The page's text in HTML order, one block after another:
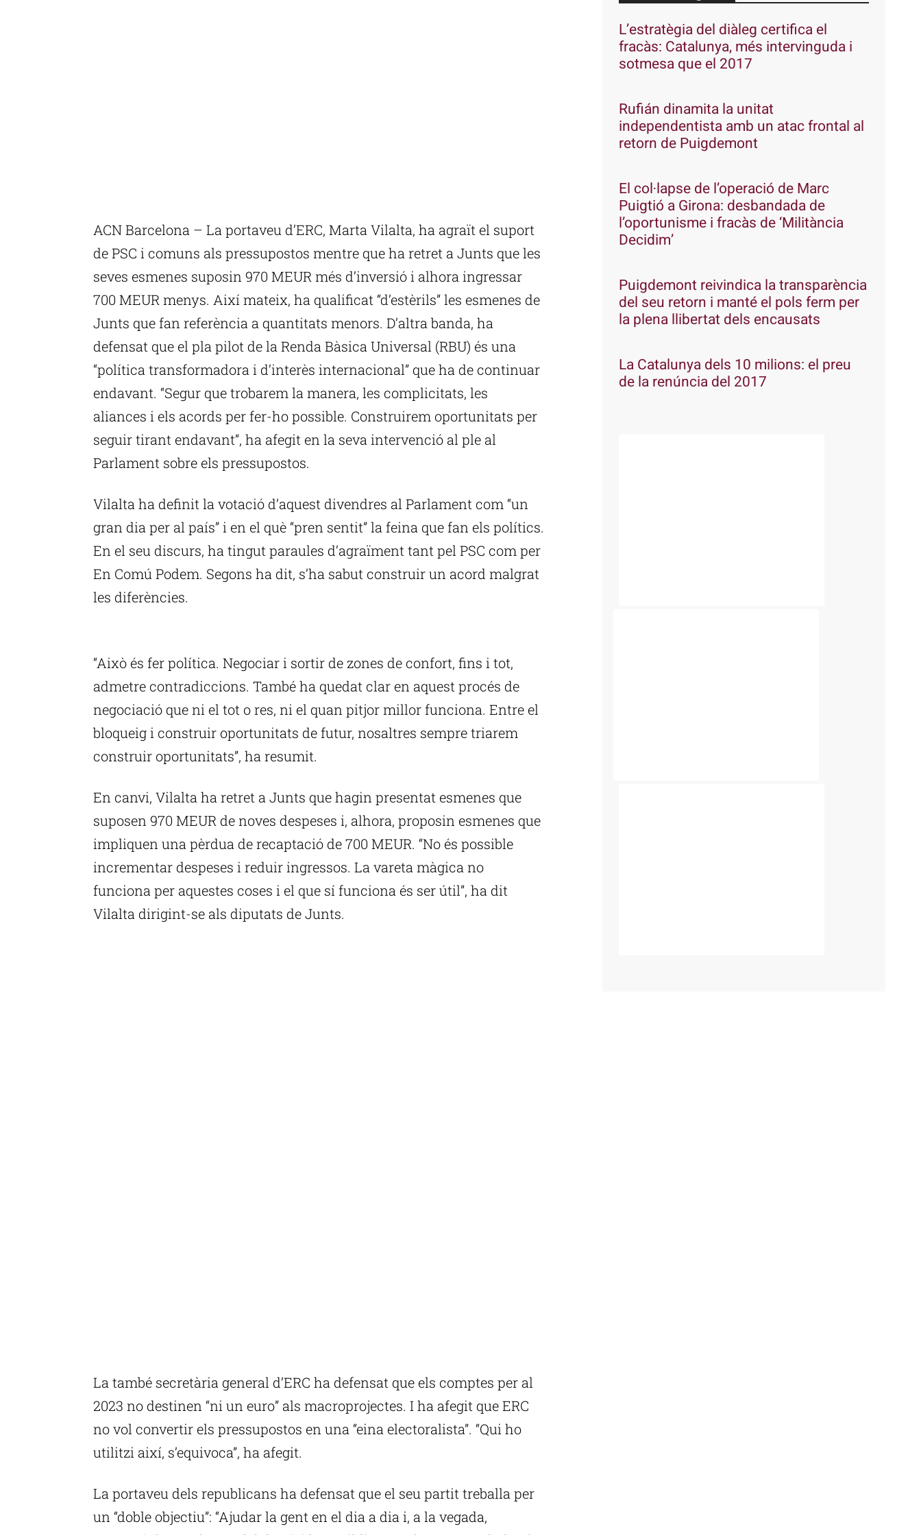
ACN Barcelona – La portaveu d’ERC, Marta Vilalta, ha agraït el suport
de PSC i comuns als pressupostos mentre que ha retret a Junts que les
seves esmenes suposin 970 MEUR més d’inversió i alhora ingressar
700 MEUR menys. Així mateix, ha qualificat “d’estèrils” les esmenes de
Junts que fan referència a quantitats menors. D’altra banda, ha
defensat que el pla pilot de la Renda Bàsica Universal (RBU) és una
“política transformadora i d’interès internacional” que ha de continuar
endavant. “Segur que trobarem la manera, les complicitats, les
aliances i els acords per fer-ho possible. Construirem oportunitats per
seguir tirant endavant”, ha afegit en la seva intervenció al ple al
Parlament sobre els pressupostos.
Vilalta ha definit la votació d’aquest divendres al Parlament com “un
gran dia per al país” i en el què “pren sentit” la feina que fan els polítics.
En el seu discurs, ha tingut paraules d’agraïment tant pel PSC com per
En Comú Podem. Segons ha dit, s’ha sabut construir un acord malgrat
les diferències.
“Això és fer política. Negociar i sortir de zones de confort, fins i tot,
admetre contradiccions. També ha quedat clar en aquest procés de
negociació que ni el tot o res, ni el quan pitjor millor funciona. Entre el
bloqueig i construir oportunitats de futur, nosaltres sempre triarem
construir oportunitats”, ha resumit.
En canvi, Vilalta ha retret a Junts que hagin presentat esmenes que
suposen 970 MEUR de noves despeses i, alhora, proposin esmenes que
impliquen una pèrdua de recaptació de 700 MEUR. “No és possible
incrementar despeses i reduir ingressos. La vareta màgica no
funciona per aquestes coses i el que sí funciona és ser útil”, ha dit
Vilalta dirigint-se als diputats de Junts.
La també secretària general d’ERC ha defensat que els comptes per al
2023 no destinen “ni un euro” als macroprojectes. I ha afegit que ERC
no vol convertir els pressupostos en una “eina electoralista”. “Qui ho
utilitzi així, s’equivoca”, ha afegit.
La portaveu dels republicans ha defensat que el seu partit treballa per
un “doble objectiu”: “Ajudar la gent en el dia a dia i, a la vegada,
L’estratègia del diàleg certifica el
fracàs: Catalunya, més intervinguda i
sotmesa que el 2017
Rufián dinamita la unitat
independentista amb un atac frontal al
retorn de Puigdemont
El col·lapse de l’operació de Marc
Puigtió a Girona: desbandada de
l’oportunisme i fracàs de ‘Militància
Decidim’
Puigdemont reivindica la transparència
del seu retorn i manté el pols ferm per
la plena llibertat dels encausats
La Catalunya dels 10 milions: el preu
de la renúncia del 2017